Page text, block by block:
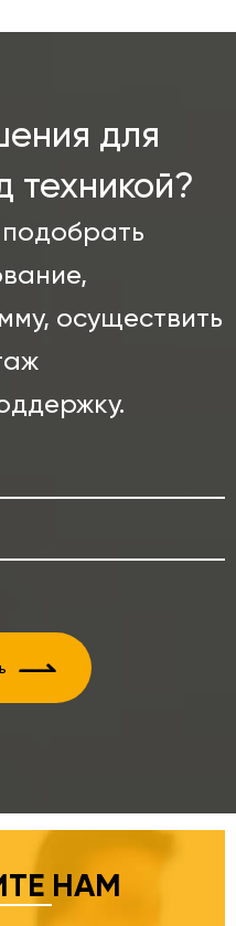
для
техникой?
осуществить
НАМ